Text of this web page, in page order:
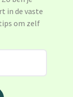
in de vaste
om zelf